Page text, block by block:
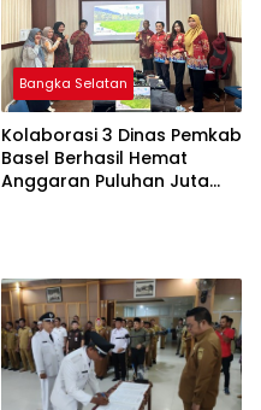
Bangka Selatan
Kolaborasi 3 Dinas Pemkab
Basel Berhasil Hemat
Anggaran Puluhan Juta